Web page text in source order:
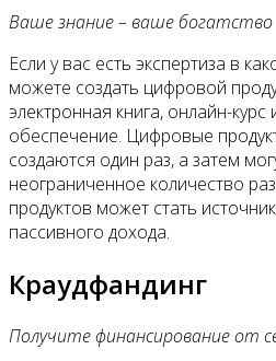
Ваше знание – ваше богатство
Если у вас есть экспертиза в
можете создать цифровой
электронная книга, онлайн-
обеспечение. Цифровые
создаются один раз, а затем
неограниченное количество
продуктов может стать
пассивного дохода.
Краудфандинг
Получите финансирование от